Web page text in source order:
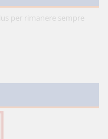
per rimanere sempre